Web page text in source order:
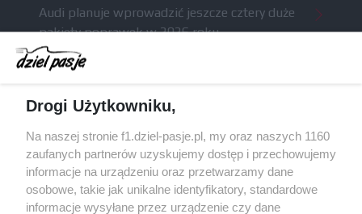
Audi planuje wprowadzić jeszcze cztery duże
pakiety poprawek w 2026 roku
Gasly dołączył do krytyki obecnych
McCullough opuści Astona Martina z końcem
Poszkodowani kibice z GP Las Vegas 2023
otrzymają częściowy zwrot pieniędzy
Bottas z kolejnymi sukcesami w kolarstwie
Drogi Użytkowniku,
Na naszej stronie f1.dziel-pasje.pl, my oraz naszych 1160
zaufanych partnerów uzyskujemy dostęp i przechowujemy
informacje na urządzeniu oraz przetwarzamy dane
osobowe, takie jak unikalne identyfikatory, standardowe
informacje wysyłane przez urządzenie czy dane